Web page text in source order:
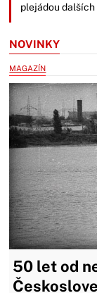
plejádou dalších
NOVINKY
MAGAZÍN
50 let od